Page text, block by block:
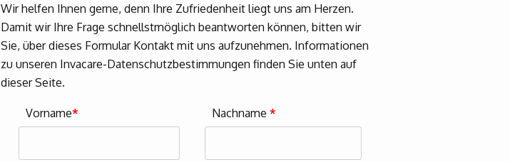
Wir helfen Ihnen gerne, denn Ihre Zufriedenheit liegt uns am Herzen.
Damit wir Ihre Frage schnellstmöglich beantworten können, bitten wir
Sie, über dieses Formular Kontakt mit uns aufzunehmen. Informationen
zu unseren Invacare-Datenschutzbestimmungen finden Sie unten auf
dieser Seite.
Vorname* Nachname *